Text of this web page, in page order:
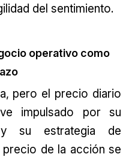
del sentimiento.
operativo como
pero el precio diario
impulsado por su
su estrategia de
de la acción se